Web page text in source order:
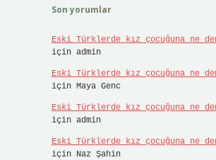
Son yorumlar
Eski Türklerde kız çocuğuna ne
için admin
Eski Türklerde kız çocuğuna ne
için Maya Genc
Eski Türklerde kız çocuğuna ne
için admin
Eski Türklerde kız çocuğuna ne
için Naz Şahin